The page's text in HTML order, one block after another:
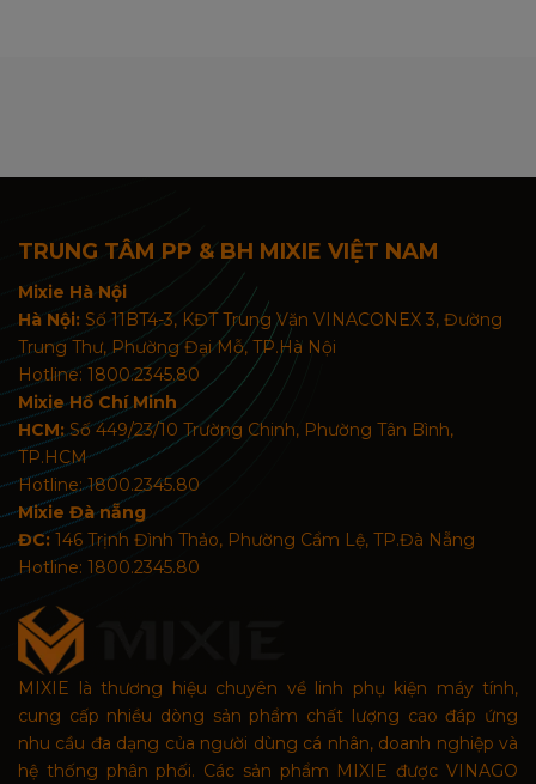
TRUNG TÂM PP & BH MIXIE VIỆT NAM
Mixie Hà Nội
Hà Nội: Số 11BT4-3, KĐT Trung Văn VINACONEX 3, Đường
Trung Thư, Phường Đại Mỗ, TP.Hà Nội
Hotline: 1800.2345.80
Mixie Hồ Chí Minh
HCM:Số 449/23/10 Trường Chinh, Phường Tân Bình,
TP.HCM
Hotline: 1800.2345.80
Mixie Đà nẵng
ĐC: 146 Trịnh Đình Thảo, Phường Cẩm Lệ, TP.Đà Nẵng
Hotline: 1800.2345.80
MIXIE là thương hiệu chuyên về linh phụ kiện máy tính,
cung cấp nhiều dòng sản phẩm chất lượng cao đáp ứng
nhu cầu đa dạng của người dùng cá nhân, doanh nghiệp và
hệ thống phân phối. Các sản phẩm MIXIE được VINAGO